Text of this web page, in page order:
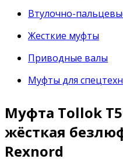
Втулочно-
Жесткие муфты
Приводные валы
Муфты для
Муфта Tollok
жёсткая
Rexnord